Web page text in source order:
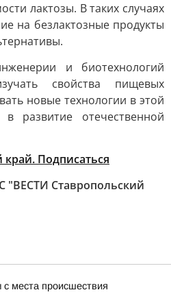
лактозы. В таких случаях
на безлактозные продукты
и биотехнологий
свойства пищевых
новые технологии в этой
развитие отечественной
Подписаться
"ВЕСТИ Ставропольский
места происшествия